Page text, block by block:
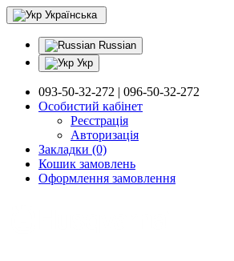
Українська
Russian
Укр
093-50-32-272 | 096-50-32-272
Особистий кабінет
Реєстрація
Авторизація
Закладки (0)
Кошик замовлень
Оформлення замовлення